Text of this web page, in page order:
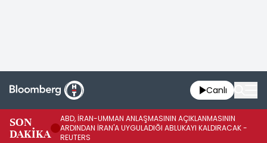
Canlı
SON
DAKİKA
ABD, İRAN-UMMAN ANLAŞMASININ AÇIKLANMASININ
ARDINDAN İRAN'A UYGULADIĞI ABLUKAYI KALDIRACAK -
REUTERS